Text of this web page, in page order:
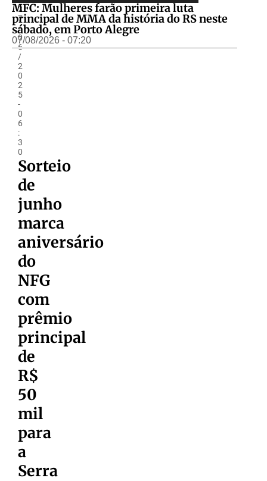
2
7
/
0
6
/
2
0
2
5
-
0
6
:
3
0
Sorteio
de
junho
marca
aniversário
do
NFG
com
prêmio
principal
de
R$
50
mil
para
a
Serra
MFC: Mulheres farão primeira luta
principal de MMA da história do RS neste
sábado, em Porto Alegre
07/08/2026 - 07:20